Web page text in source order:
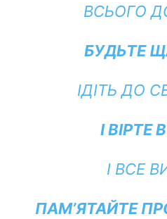
ВСЬОГО
БУДЬТЕ
ІДІТЬ ДО
І ВІРТЕ
І ВСЕ
ПАМ’ЯТАЙТЕ